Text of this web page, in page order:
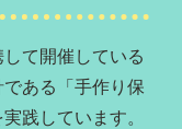
て開催している
である「手作り保
践しています。